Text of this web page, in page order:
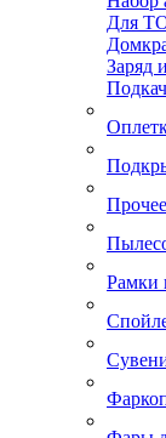
Для
Заряд
Прочее
Рамки